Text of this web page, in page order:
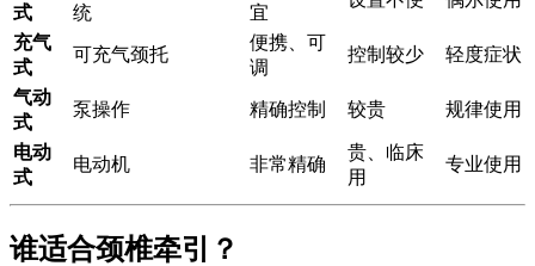
式
统
宜
充气
式
可充气颈托
便携、可
调
控制较少 轻度症状
气动
式
泵操作 精确控制 较贵 规律使用
电动
式
电动机 非常精确
贵、临床
用
专业使用
谁适合颈椎牵引？